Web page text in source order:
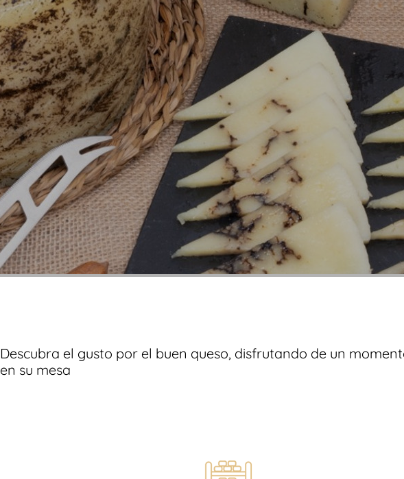
Descubra el gusto por el buen queso, disfrutando de un
en su mesa